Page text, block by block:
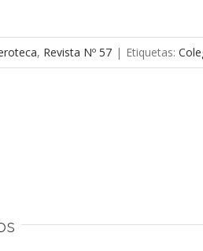
, Revista Nº 57 | Etiquetas: